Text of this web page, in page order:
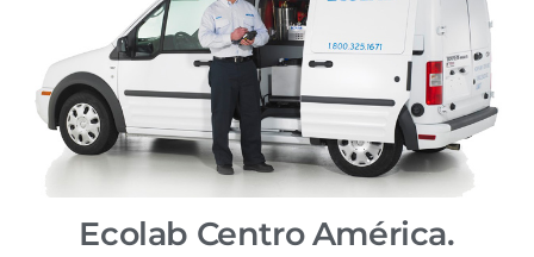
Ecolab Centro América.